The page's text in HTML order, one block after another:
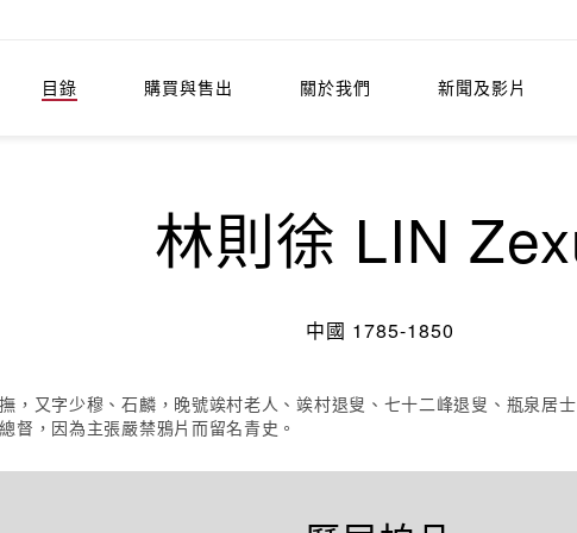
目錄 購買與售出 關於我們 新聞及影片
林則徐 LIN
中國 1785-1850
，又字少穆、石麟，晚號竢村老人、竢村退叟、七十二峰退叟、瓶泉居
督，因為主張嚴禁鴉片而留名青史。